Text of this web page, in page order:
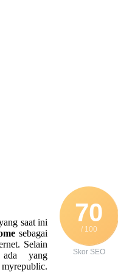
70
/ 100
Skor SEO
saat ini
sebagai
Selain
yang
myrepublic.